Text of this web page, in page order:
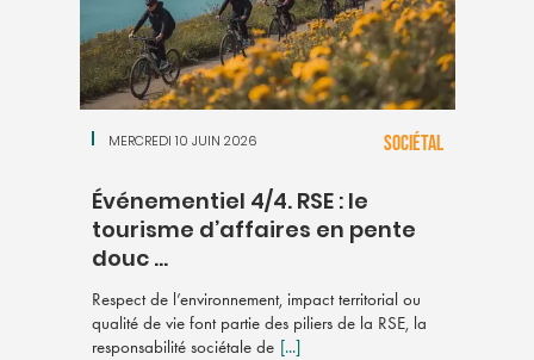
MERCREDI 10 JUIN 2026
Événementiel 4/4. RSE : le
tourisme d’affaires en pente
douc ...
Respect de l’environnement, impact territorial ou
qualité de vie font partie des piliers de la RSE, la
responsabilité sociétale de [...]
SOCIÉTAL